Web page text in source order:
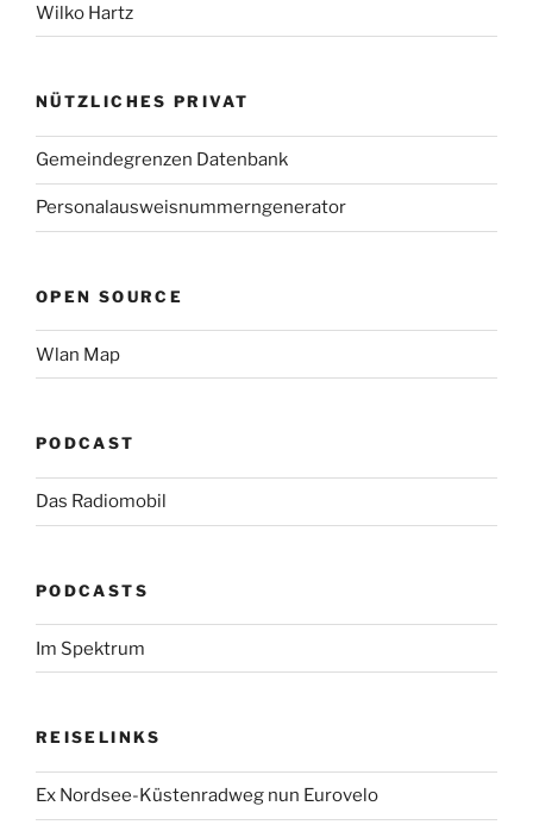
Wilko Hartz
NÜTZLICHES PRIVAT
Gemeindegrenzen Datenbank
Personalausweisnummerngenerator
OPEN SOURCE
Wlan Map
PODCAST
Das Radiomobil
PODCASTS
Im Spektrum
REISELINKS
Ex Nordsee-Küstenradweg nun Eurovelo